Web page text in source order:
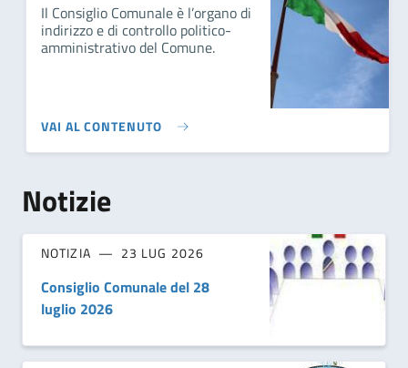
Il Consiglio Comunale è l’organo di
indirizzo e di controllo politico-
amministrativo del Comune.
VAI AL CONTENUTO
Notizie
NOTIZIA 23 LUG 2026
Consiglio Comunale del 28
luglio 2026